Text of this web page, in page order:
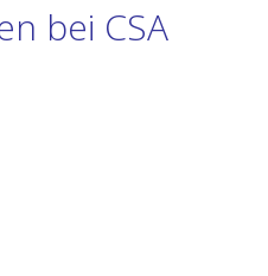
bei CSA